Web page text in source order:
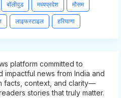
बॉलीवुड मध्यप्रदेश मौसम
लाइफस्टाइल हरियाणा
platform committed to
impactful news from India and
facts, context, and clarity—
stories that truly matter.